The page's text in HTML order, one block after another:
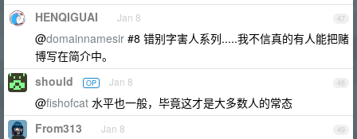
47
HENQIGUAI Jan 8
@domainnamesir #8 错别字害人系列.....我不信真的有人能把赌
博写在简介中。
48
should OP Jan 8
@fishofcat 水平也一般，毕竟这才是大多数人的常态
49
From313 Jan 8